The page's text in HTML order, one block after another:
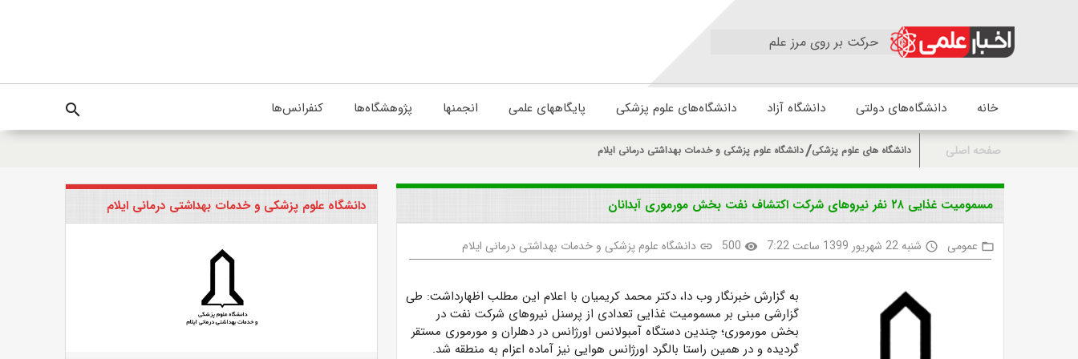
حرکت بر روی مرز علم
خانه دانشگاه‌های دولتی دانشگاه آزاد دانشگاه‌های علوم پزشکی پایگاههای علمی انجمنها پژوهشگاه‌ها کنفرانس‌ها search
صفحه اصلی دانشگاه های علوم پزشکی دانشگاه علوم پزشکی و خدمات بهداشتی درمانی ایلام
مسمومیت غذایی ۲۸ نفر نیروهای شرکت اکتشاف نفت بخش مورموری آبدانان
folder_open عمومی access_time شنبه 22 شهریور 1399 ساعت 7:22 visibility
500
link دانشگاه علوم پزشکی و خدمات بهداشتی درمانی ایلام
به گزارش خبرنگار وب دا، دکتر محمد کریمیان با اعلام این مطلب اظهارداشت: طی
گزارشی مبنی بر مسمومیت غذایی تعدادی از پرسنل نیروهای شرکت نفت در
بخش مورموری؛ چندین دستگاه آمبولانس اورژانس در دهلران و مورموری مستقر
گردیده و در همین راستا بالگرد اورژانس هوایی نیز آماده اعزام به منطقه شد.
دانشگاه علوم پزشکی و خدمات بهداشتی درمانی ایلام